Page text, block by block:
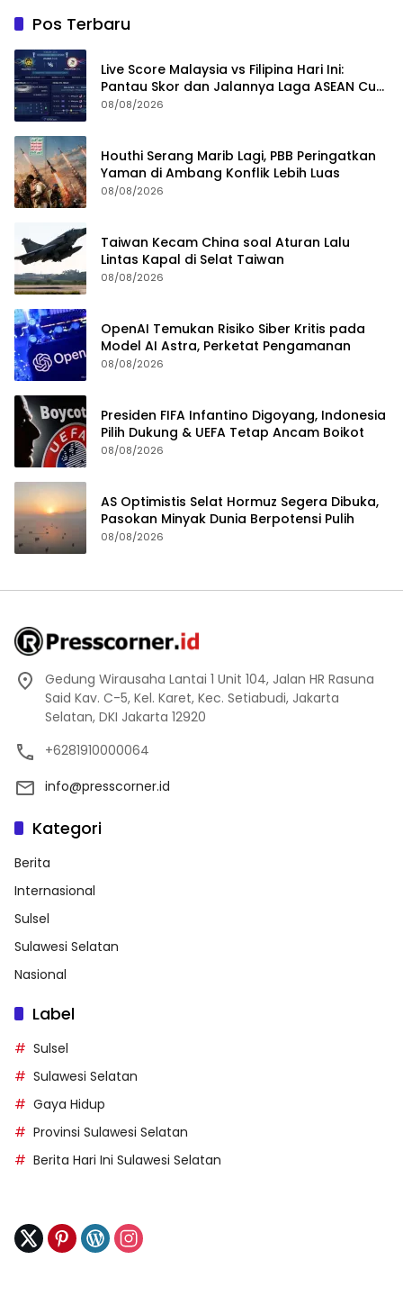
Pos Terbaru
Live Score Malaysia vs Filipina Hari Ini:
Pantau Skor dan Jalannya Laga ASEAN Cup
2026
08/08/2026
Houthi Serang Marib Lagi, PBB Peringatkan
Yaman di Ambang Konflik Lebih Luas
08/08/2026
Taiwan Kecam China soal Aturan Lalu
Lintas Kapal di Selat Taiwan
08/08/2026
OpenAI Temukan Risiko Siber Kritis pada
Model AI Astra, Perketat Pengamanan
08/08/2026
Presiden FIFA Infantino Digoyang, Indonesia
Pilih Dukung & UEFA Tetap Ancam Boikot
08/08/2026
AS Optimistis Selat Hormuz Segera Dibuka,
Pasokan Minyak Dunia Berpotensi Pulih
08/08/2026
Gedung Wirausaha Lantai 1 Unit 104, Jalan HR Rasuna
Said Kav. C-5, Kel. Karet, Kec. Setiabudi, Jakarta
Selatan, DKI Jakarta 12920
+6281910000064
info@presscorner.id
Kategori
Berita
Internasional
Sulsel
Sulawesi Selatan
Nasional
Label
Sulsel
Sulawesi Selatan
Gaya Hidup
Provinsi Sulawesi Selatan
Berita Hari Ini Sulawesi Selatan